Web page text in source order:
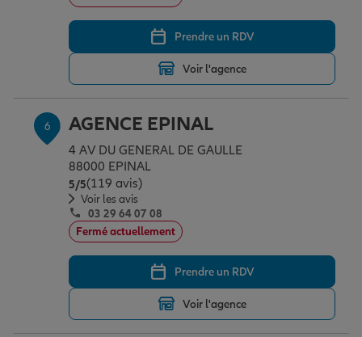
Prendre un RDV
Voir l'agence
6 AGENCE EPINAL
4 AV DU GENERAL DE GAULLE
88000 EPINAL
5/5Note de 5 sur 5
(119 avis)
Voir les avis
03 29 64 07 08
Fermé actuellement
Prendre un RDV
Voir l'agence